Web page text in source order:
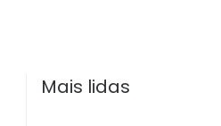
Mais lidas